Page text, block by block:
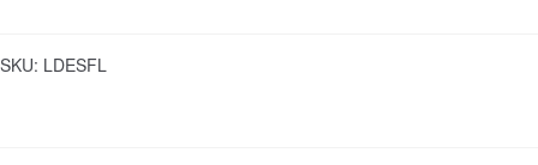
SKU: LDESFL